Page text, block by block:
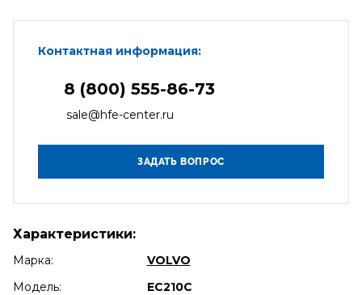
Контактная информация:
8 (800) 555-86-73
sale@hfe-center.ru
Характеристики:
Марка:
VOLVO
Модель:
EC210C